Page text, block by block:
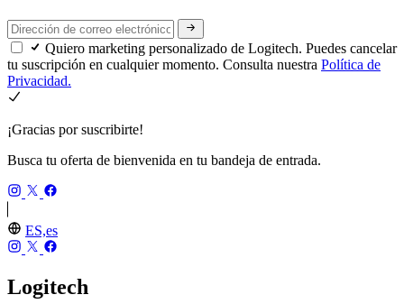
Quiero marketing personalizado de Logitech. Puedes cancelar
tu suscripción en cualquier momento. Consulta nuestra Política de
Privacidad.
¡Gracias por suscribirte!
Busca tu oferta de bienvenida en tu bandeja de entrada.
ES,es
Logitech